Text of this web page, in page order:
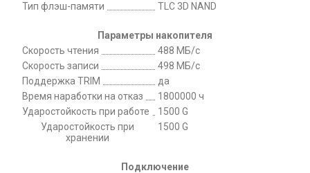
Тип флэш-памяти
TLC 3D NAND
Параметры накопителя
Скорость чтения
488 МБ/с
Скорость записи
498 МБ/с
Поддержка TRIM
да
Время наработки на отказ
1800000 ч
Ударостойкость при работе
1500 G
Ударостойкость при
хранении
1500 G
Подключение